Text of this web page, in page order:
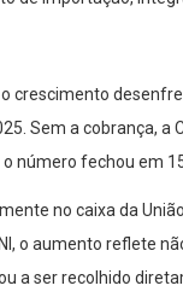
crescimento
Sem a cobrança, a
número fechou em
no caixa da
o aumento reflete
a ser recolhido